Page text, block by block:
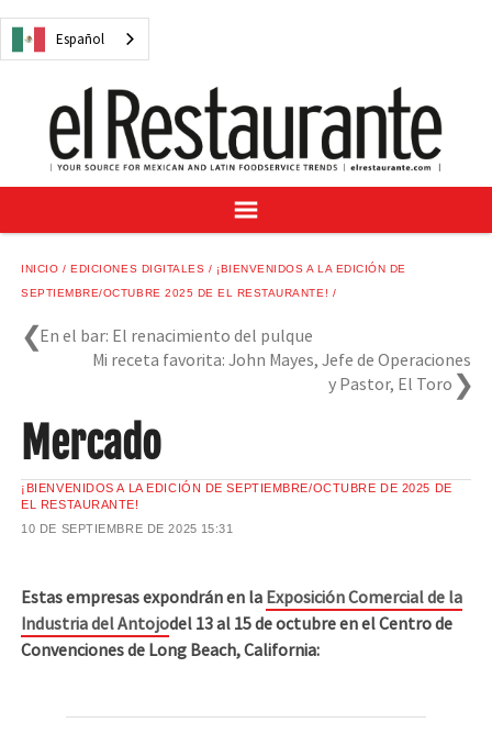
Español
NOTICIAS
RECETAS
GUÍA DEL COMPRADOR
SUSCRÍBASE A
CENTRO DE MUESTRAS
VINO/LICOR MEXICANO
INICIO EDICIONES DIGITALES
¡BIENVENIDOS A LA EDICIÓN DE
SEPTIEMBRE/OCTUBRE 2025 DE EL RESTAURANTE!
En el bar: El renacimiento del pulque
Mi receta favorita: John Mayes, Jefe de Operaciones
y Pastor, El Toro
Mercado
¡BIENVENIDOS A LA EDICIÓN DE SEPTIEMBRE/OCTUBRE DE 2025 DE
EL RESTAURANTE!
10 DE SEPTIEMBRE DE 2025 15:31
Estas empresas expondrán en la Exposición Comercial de la
Industria del Antojodel 13 al 15 de octubre en el Centro de
Convenciones de Long Beach, California: